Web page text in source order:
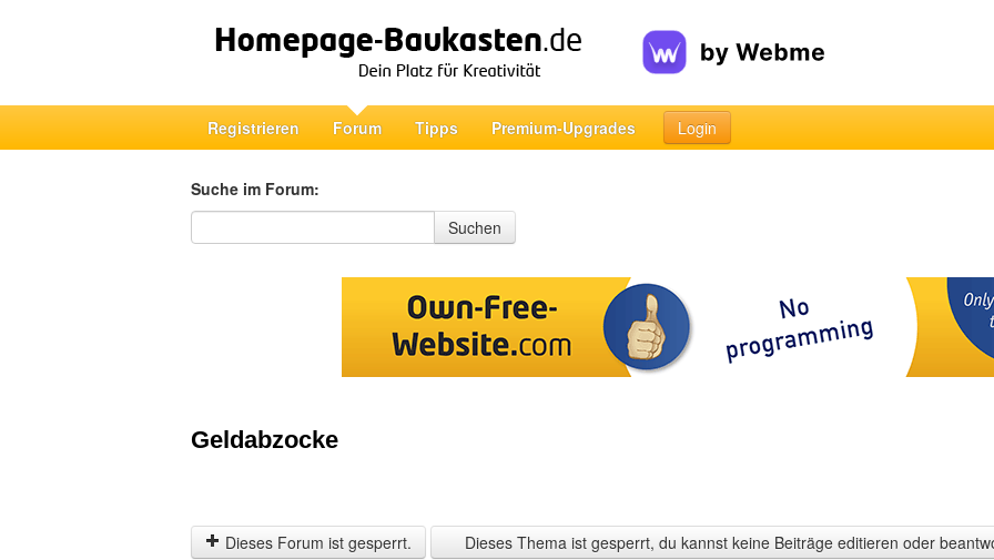
Registrieren Forum Tipps Premium-Upgrades Login
Suche im Forum:
Suche im Forum
Suchen
Geldabzocke
Dieses Forum ist gesperrt. Dieses Thema ist gesperrt, du kannst keine Beiträge editieren oder